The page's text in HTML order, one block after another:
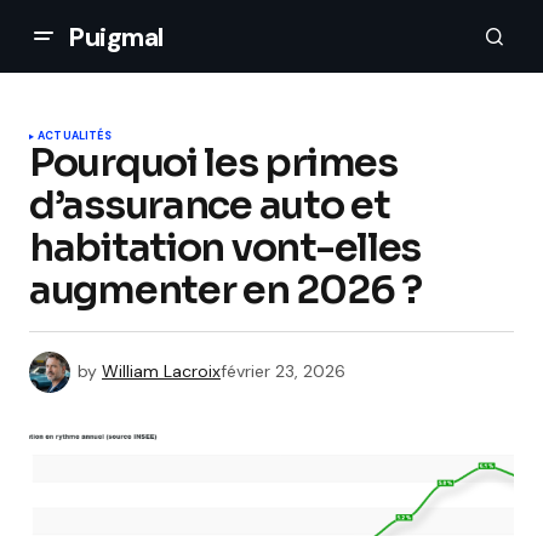
Puigmal
ACTUALITÉS
Pourquoi les primes
d’assurance auto et
habitation vont-elles
augmenter en 2026 ?
by William Lacroixfévrier 23, 2026